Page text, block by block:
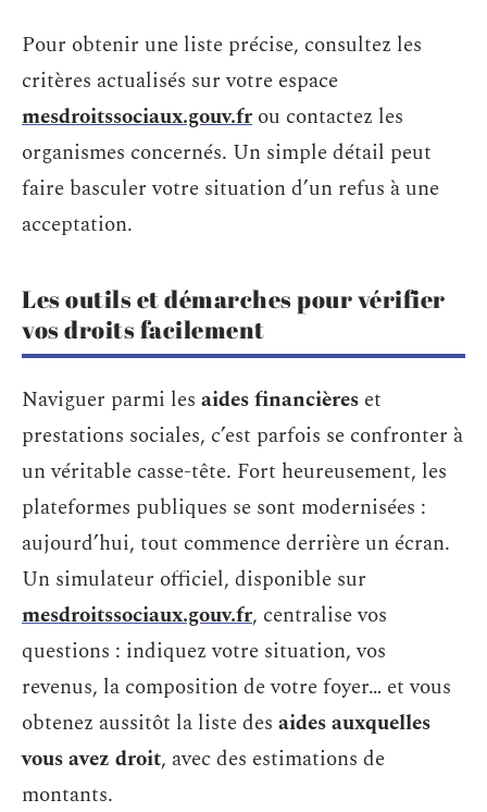
Pour obtenir une liste précise, consultez les
critères actualisés sur votre espace
mesdroitssociaux.gouv.fr ou contactez les
organismes concernés. Un simple détail peut
faire basculer votre situation d’un refus à une
acceptation.
Les outils et démarches pour vérifier
vos droits facilement
Naviguer parmi les aides financières et
prestations sociales, c’est parfois se confronter à
un véritable casse-tête. Fort heureusement, les
plateformes publiques se sont modernisées :
aujourd’hui, tout commence derrière un écran.
Un simulateur officiel, disponible sur
mesdroitssociaux.gouv.fr, centralise vos
questions : indiquez votre situation, vos
revenus, la composition de votre foyer… et vous
obtenez aussitôt la liste des aides auxquelles
vous avez droit, avec des estimations de
montants.